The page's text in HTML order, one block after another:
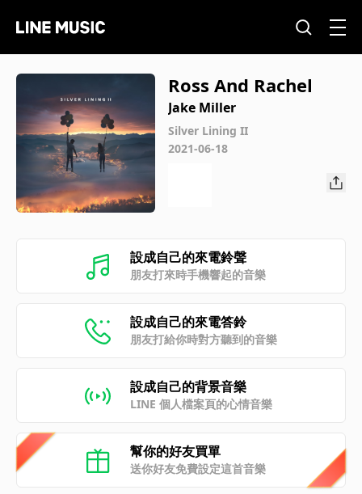
Ross And Rachel
Jake Miller
Silver Lining II
2021-06-18
設成自己的來電鈴聲
朋友打來時手機響起的音樂
設成自己的來電答鈴
朋友打給你時對方聽到的音樂
設成自己的背景音樂
LINE 個人檔案頁的心情音樂
幫你的好友買單
送你好友免費設定這首音樂